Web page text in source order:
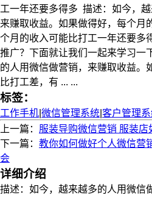
工一年还要多得多 描述：如今，越
来赚取收益。如果做得好，每个月
个月的收入可能比打工一年还要多
推广？下面就让我们一起来学
的人用微信做营销，来赚取收益。
比打工差，有 ... ...
标签：
工作手机 微信管理系统 客户管理
上一篇： 服装导购微信营销 服装
下一篇： 教你如何做好个人微信营
会
详细介绍
描述：如今，越来越多的人用微信